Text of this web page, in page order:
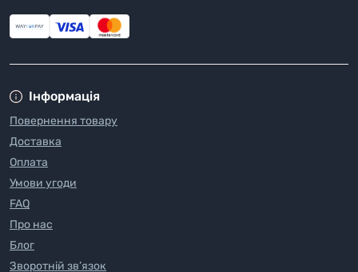
Інформація
Повернення товару
Доставка
Оплата
Умови угоди
FAQ
Про нас
Блог
Зворотній зв’язок